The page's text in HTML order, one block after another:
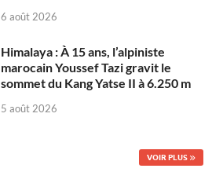
6 août 2026
Himalaya : À 15 ans, l’alpiniste
marocain Youssef Tazi gravit le
sommet du Kang Yatse II à 6.250 m
5 août 2026
VOIR PLUS